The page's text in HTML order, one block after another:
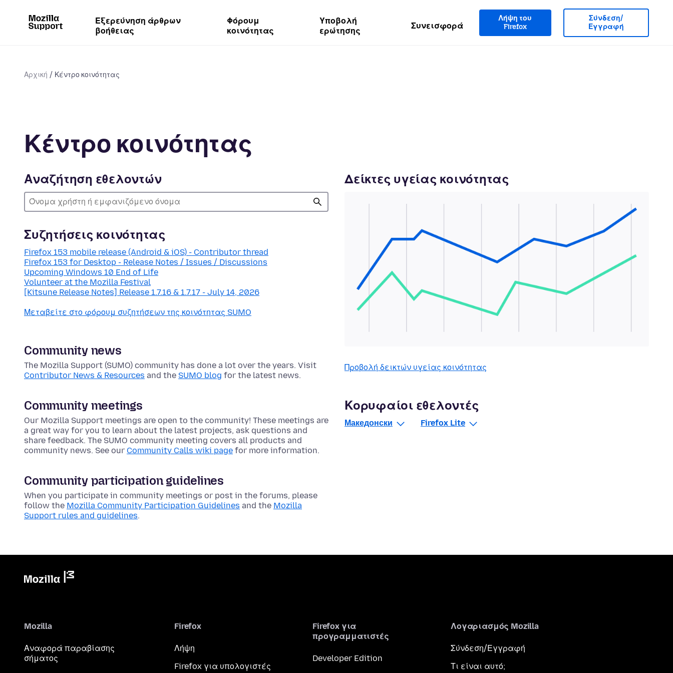
Εξερεύνηση άρθρων
βοήθειας
Φόρουμ
κοινότητας
Υποβολή
ερώτησης
Συνεισφορά
Λήψη του
Firefox
Σύνδεση/
Εγγραφή
Αρχική Κέντρο κοινότητας
Κέντρο κοινότητας
Αναζήτηση εθελοντών
Συζητήσεις κοινότητας
Firefox 153 mobile release (Android & iOS) - Contributor thread
Firefox 153 for Desktop - Release Notes / Issues / Discussions
Upcoming Windows 10 End of Life
Volunteer at the Mozilla Festival
[Kitsune Release Notes] Release 1.7.16 & 1.7.17 - July 14, 2026
Μεταβείτε στο φόρουμ συζητήσεων της κοινότητας SUMO
Community news
The Mozilla Support (SUMO) community has done a lot over the years. Visit
Contributor News & Resources and the SUMO blog for the latest news.
Community meetings
Our Mozilla Support meetings are open to the community! These meetings are
a great way for you to learn about the latest projects, ask questions and
share feedback. The SUMO community meeting covers all products and
community news. See our Community Calls wiki page for more information.
Community participation guidelines
When you participate in community meetings or post in the forums, please
follow the Mozilla Community Participation Guidelines and the Mozilla
Support rules and guidelines.
Δείκτες υγείας κοινότητας
Προβολή δεικτών υγείας κοινότητας
Κορυφαίοι εθελοντές
Македонски Firefox Lite
Mozilla
Αναφορά παραβίασης
σήματος
Firefox
Λήψη
Firefox για υπολογιστές
Firefox για
προγραμματιστές
Developer Edition
Λογαριασμός Mozilla
Σύνδεση/Εγγραφή
Τι είναι αυτό;